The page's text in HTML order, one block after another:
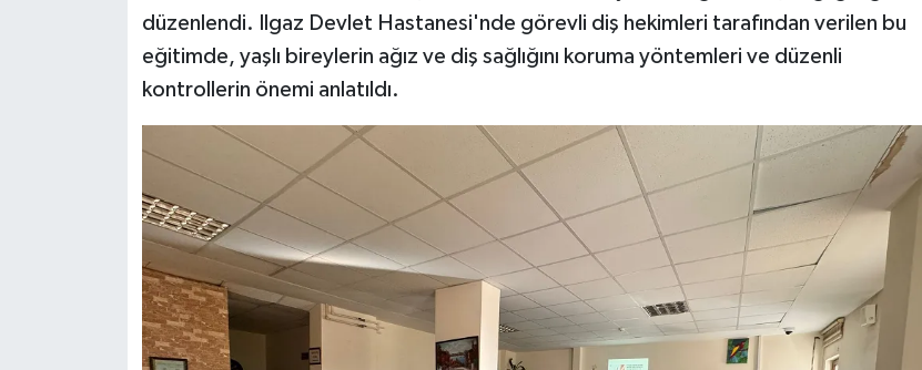
düzenlendi. Ilgaz Devlet Hastanesi'nde görevli diş hekimleri tarafından verilen bu
eğitimde, yaşlı bireylerin ağız ve diş sağlığını koruma yöntemleri ve düzenli
kontrollerin önemi anlatıldı.